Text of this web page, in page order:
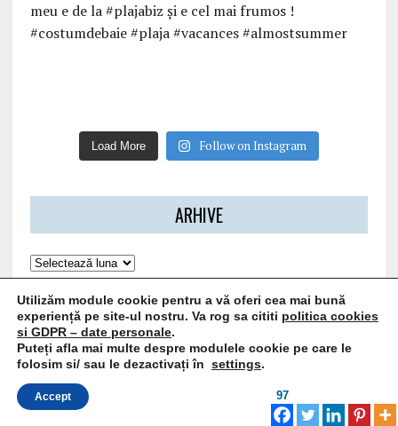
97
Load More Follow on Instagram
ARHIVE
Utilizăm module cookie pentru a vă oferi cea mai bună
experiență pe site-ul nostru. Va rog sa cititi politica cookies
si GDPR – date personale.
Puteți afla mai multe despre modulele cookie pe care le
folosim si/ sau le dezactivați în settings.
Accept